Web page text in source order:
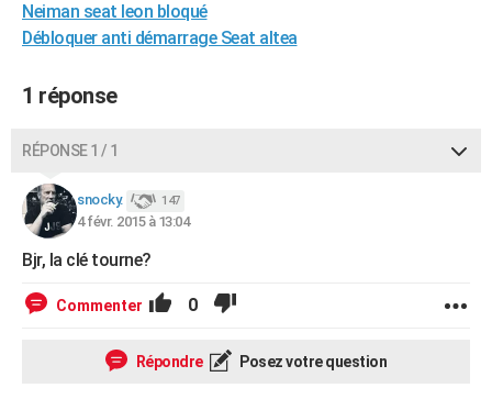
BONS PLANS
Dictionnaire
Biographies
Citations
Expressions
Proverbes
COPAINS D'AVANT
S'inscrire
Se connecter
Lycées
Collèges
Primaires
Universités
Entreprises
Service militaire
Avis de recherche
AVIS DE DÉCÈS
FORUM
Neiman seat leon bloqué
Débloquer anti démarrage Seat altea
1 réponse
RÉPONSE 1 / 1
snocky. 147
4 févr. 2015 à 13:04
Bjr, la clé tourne?
Commenter 0
Répondre Posez votre question